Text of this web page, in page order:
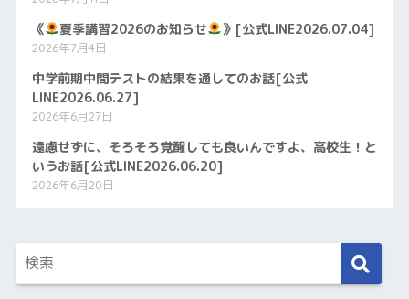
《 夏季講習2026のお知らせ 》[公式LINE2026.07.04]
2026年7月4日
中学前期中間テストの結果を通してのお話[公式
LINE2026.06.27]
2026年6月27日
遠慮せずに、そろそろ覚醒しても良いんですよ、高校生！と
いうお話[公式LINE2026.06.20]
2026年6月20日